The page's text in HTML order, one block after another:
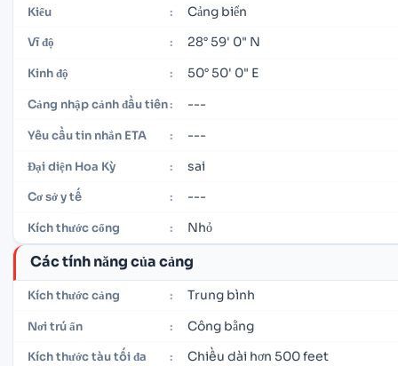
Kiểu : Cảng biển
Vĩ độ : 28° 59' 0" N
Kinh độ : 50° 50' 0" E
Cảng nhập cảnh đầu tiên: ---
Yêu cầu tin nhắn ETA : ---
Đại diện Hoa Kỳ : sai
Cơ sở y tế : ---
Kích thước cổng : Nhỏ
Các tính năng của cảng
Kích thước cảng : Trung bình
Nơi trú ẩn : Công bằng
Kích thước tàu tối đa : Chiều dài hơn 500 feet